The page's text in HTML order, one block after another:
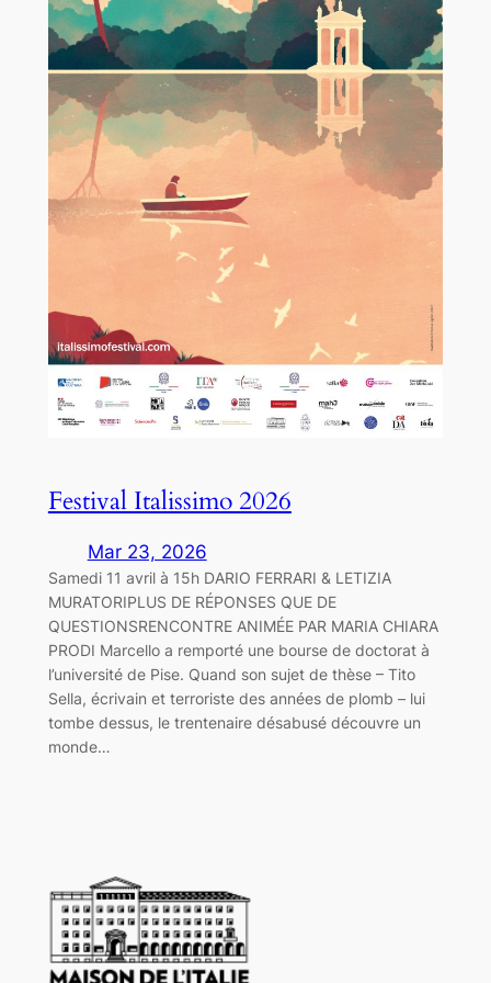
Festival Italissimo 2026
Mar 23, 2026
Samedi 11 avril à 15h DARIO FERRARI & LETIZIA
MURATORIPLUS DE RÉPONSES QUE DE
QUESTIONSRENCONTRE ANIMÉE PAR MARIA CHIARA
PRODI Marcello a remporté une bourse de doctorat à
l’université de Pise. Quand son sujet de thèse – Tito
Sella, écrivain et terroriste des années de plomb – lui
tombe dessus, le trentenaire désabusé découvre un
monde…